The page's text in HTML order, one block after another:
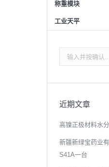
称重模块
工业天平
索：
近期文章
高镍正极材料水
新疆新绿宝药业
S41A一台